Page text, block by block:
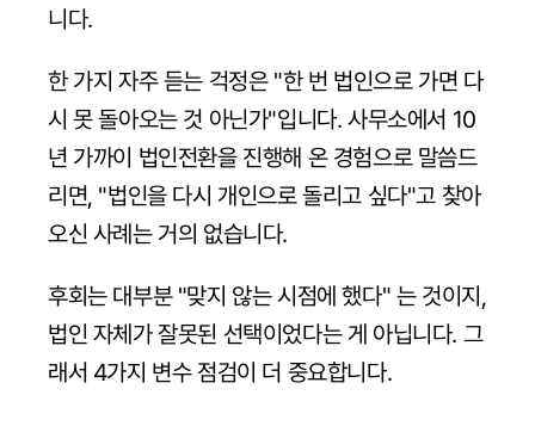
니다.
한 가지 자주 듣는 걱정은 "한 번 법인으로 가면 다
시 못 돌아오는 것 아닌가"입니다. 사무소에서 10
년 가까이 법인전환을 진행해 온 경험으로 말씀드
리면, "법인을 다시 개인으로 돌리고 싶다"고 찾아
오신 사례는 거의 없습니다.
후회는 대부분 "맞지 않는 시점에 했다" 는 것이지,
법인 자체가 잘못된 선택이었다는 게 아닙니다. 그
래서 4가지 변수 점검이 더 중요합니다.